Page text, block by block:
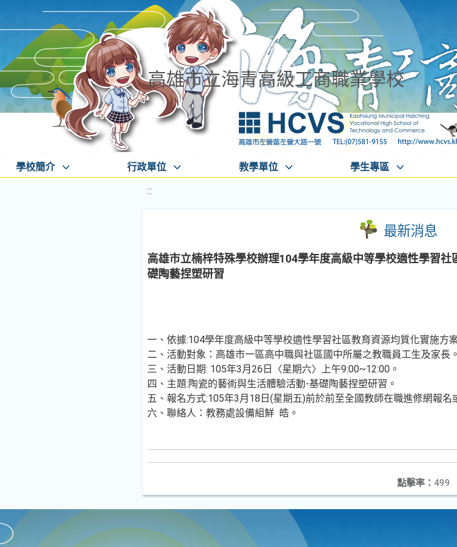
高雄市立海青高級工商職業學校
學校簡介 行政單位 教學單位 學生專區
:::
最新消息
高雄市立楠梓特殊學校辦理104學年度高級中等學校適性學習
礎陶藝捏塑研習
一、依據:104學年度高級中等學校適性學習社區教育資源均質化實施方
二、活動對象：高雄市一區高中職與社區國中所屬之教職員工生及家長。
三、活動日期: 105年3月26日〈星期六〉上午9:00~12:00。
四、主題:陶瓷的藝術與生活體驗活動-基礎陶藝捏塑研習。
五、報名方式:105年3月18日(星期五)前於前至全國教師在職進修網報名
六、聯絡人：教務處設備組鮮 皓。
點擊率： 499